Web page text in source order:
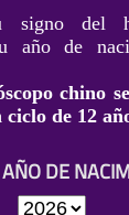
signo del
año de
chino
de 12
DE